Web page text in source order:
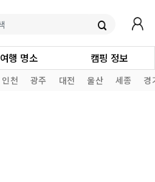
여행 명소 캠핑 정보
인천 광주 대전 울산 세종 경